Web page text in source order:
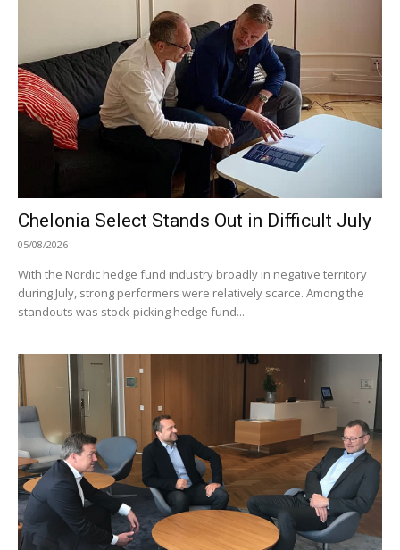
Chelonia Select Stands Out in Difficult July
05/08/2026
With the Nordic hedge fund industry broadly in negative territory
during July, strong performers were relatively scarce. Among the
standouts was stock-picking hedge fund...